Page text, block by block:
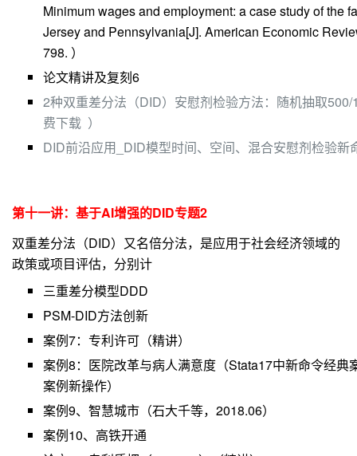
Minimum wages and employment: a case study of the
Jersey and Pennsylvania[J]. American Economic
798. ）
论文精讲及复刻6
2种双重差分法（DID）安慰剂检验方法：随机抽取
费下载 ）
DID前沿应用_DID模型时间、空间、混合安慰剂检验新
第十一讲：基于AI增强的DID专题2
双重差分法（DID）又名倍分法，是应用于社会经济领域的
政策或项目评估，分别计
三重差分模型DDD
PSM-DID方法创新
案例7：专利许可（精讲）
案例8：医院改革与病人满意度（Stata17中新命令经典
案例新操作）
案例9、智慧城市（石大千等，2018.06）
案例10、高铁开通